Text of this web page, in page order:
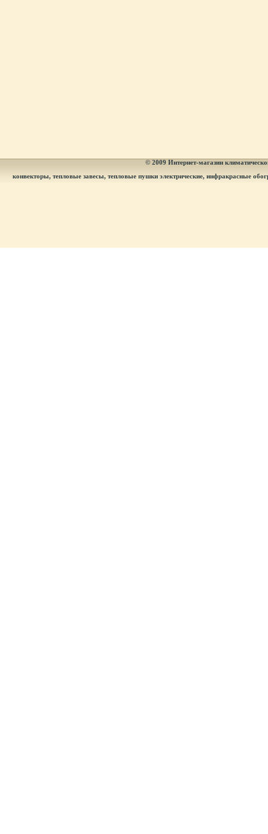
© 2009 Интернет-магазин
конвекторы, тепловые завесы, тепловые пушки электрические, инфракрасные